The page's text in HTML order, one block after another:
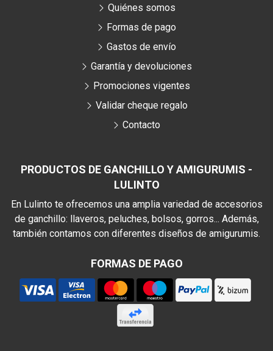
PRODUCTOS DE GANCHILLO Y AMIGURUMIS -
LULINTO
En Lulinto te ofrecemos una amplia variedad de accesorios
de ganchillo: llaveros, peluches, bolsos, gorros... Además,
también contamos con diferentes diseños de amigurumis.
FORMAS DE PAGO
Quiénes somos
Formas de pago
Gastos de envío
Garantía y devoluciones
Promociones vigentes
Validar cheque regalo
Contacto